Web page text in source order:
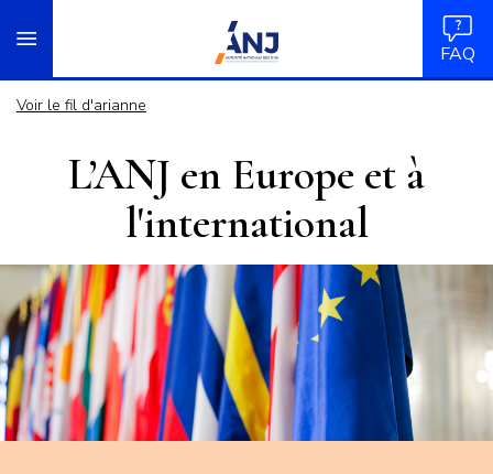
au
accueil
FAQ
Voir le fil d'arianne
L’ANJ en Europe et à
l'international